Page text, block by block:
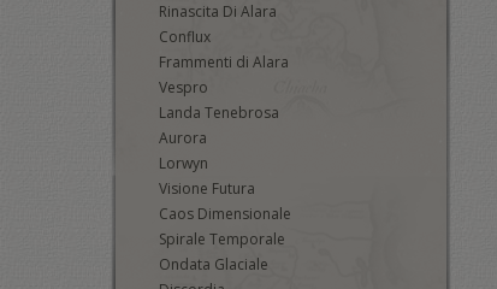
Rinascita Di Alara
Conflux
Frammenti di Alara
Vespro
Landa Tenebrosa
Aurora
Lorwyn
Visione Futura
Caos Dimensionale
Spirale Temporale
Ondata Glaciale